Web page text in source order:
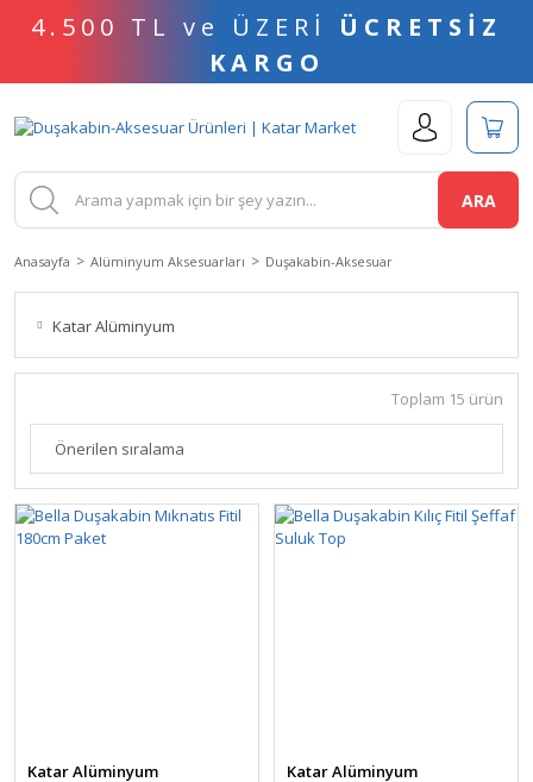
4.500 TL ve ÜZERİ ÜCRETSİZ
KARGO
ARA
Anasayfa Alüminyum Aksesuarları Duşakabin-Aksesuar
Katar Alüminyum
Toplam 15 ürün
Katar Alüminyum
Katar Alüminyum